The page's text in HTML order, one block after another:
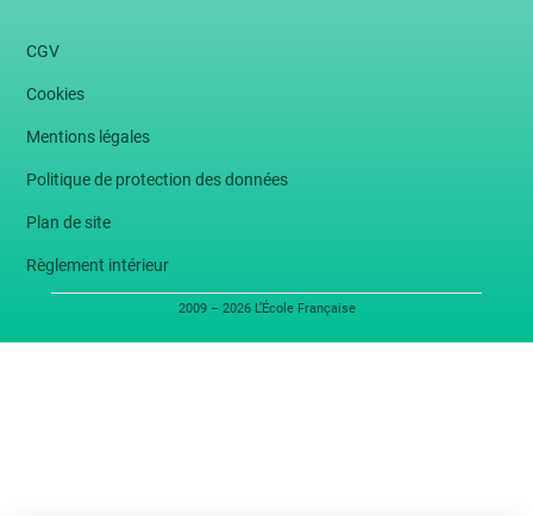
CGV
Cookies
Mentions légales
Politique de protection des données
Plan de site
Règlement intérieur
2009 – 2026 L’École Française